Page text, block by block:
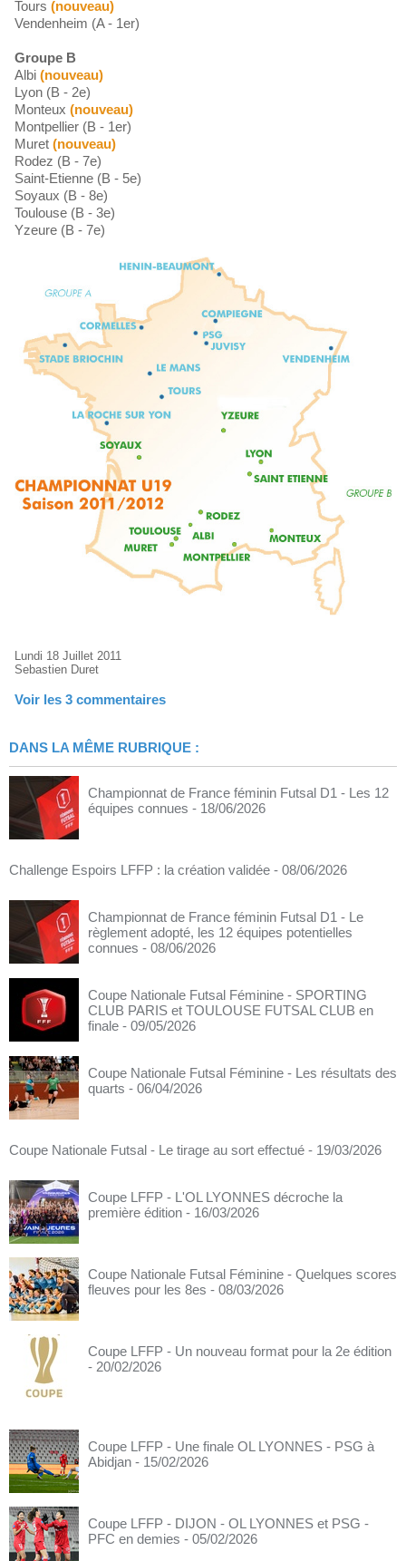
Tours (nouveau)
Vendenheim (A - 1er)
Groupe B
Albi (nouveau)
Lyon (B - 2e)
Monteux (nouveau)
Montpellier (B - 1er)
Muret (nouveau)
Rodez (B - 7e)
Saint-Etienne (B - 5e)
Soyaux (B - 8e)
Toulouse (B - 3e)
Yzeure (B - 7e)
Lundi 18 Juillet 2011
Sebastien Duret
Voir les 3 commentaires
DANS LA MÊME RUBRIQUE :
Championnat de France féminin Futsal D1 - Les 12
équipes connues - 18/06/2026
Challenge Espoirs LFFP : la création validée - 08/06/2026
Championnat de France féminin Futsal D1 - Le
règlement adopté, les 12 équipes potentielles
connues - 08/06/2026
Coupe Nationale Futsal Féminine - SPORTING
CLUB PARIS et TOULOUSE FUTSAL CLUB en
finale - 09/05/2026
Coupe Nationale Futsal Féminine - Les résultats des
quarts - 06/04/2026
Coupe Nationale Futsal - Le tirage au sort effectué - 19/03/2026
Coupe LFFP - L'OL LYONNES décroche la
première édition - 16/03/2026
Coupe Nationale Futsal Féminine - Quelques scores
fleuves pour les 8es - 08/03/2026
Coupe LFFP - Un nouveau format pour la 2e édition
- 20/02/2026
Coupe LFFP - Une finale OL LYONNES - PSG à
Abidjan - 15/02/2026
Coupe LFFP - DIJON - OL LYONNES et PSG -
PFC en demies - 05/02/2026